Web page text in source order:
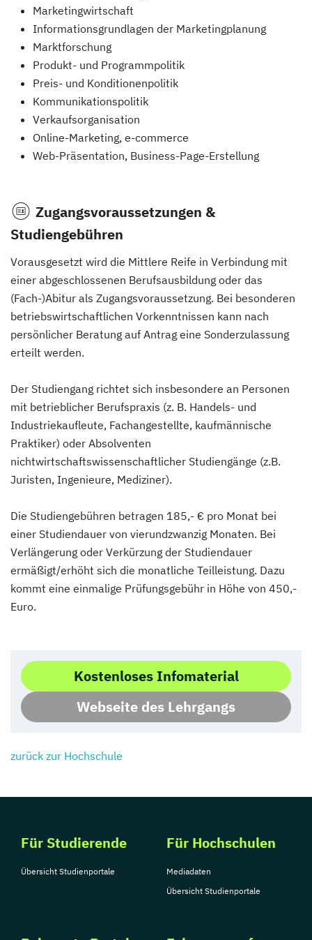
Marketingwirtschaft
Informationsgrundlagen der Marketingplanung
Marktforschung
Produkt- und Programmpolitik
Preis- und Konditionenpolitik
Kommunikationspolitik
Verkaufsorganisation
Online-Marketing, e-commerce
Web-Präsentation, Business-Page-Erstellung
Zugangsvoraussetzungen &
Studiengebühren
Vorausgesetzt wird die Mittlere Reife in Verbindung mit
einer abgeschlossenen Berufsausbildung oder das
(Fach-)Abitur als Zugangsvoraussetzung. Bei besonderen
betriebswirtschaftlichen Vorkenntnissen kann nach
persönlicher Beratung auf Antrag eine Sonderzulassung
erteilt werden.
Der Studiengang richtet sich insbesondere an Personen
mit betrieblicher Berufspraxis (z. B. Handels- und
Industriekaufleute, Fachangestellte, kaufmännische
Praktiker) oder Absolventen
nichtwirtschaftswissenschaftlicher Studiengänge (z.B.
Juristen, Ingenieure, Mediziner).
Die Studiengebühren betragen 185,- € pro Monat bei
einer Studiendauer von vierundzwanzig Monaten. Bei
Verlängerung oder Verkürzung der Studiendauer
ermäßigt/erhöht sich die monatliche Teilleistung. Dazu
kommt eine einmalige Prüfungsgebühr in Höhe von 450,-
Euro.
Kostenloses Infomaterial
Webseite des Lehrgangs
zurück zur Hochschule
Für Studierende
Übersicht Studienportale
Für Hochschulen
Mediadaten
Übersicht Studienportale